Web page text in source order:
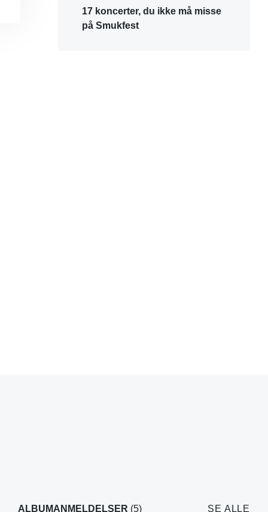
17 koncerter, du ikke må misse
på Smukfest
ALBUMANMELDELSER (5) SE ALLE